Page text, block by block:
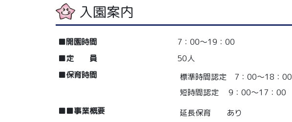
入園案内
■開園時間
7：00～19：00
■定 員
50人
■保育時間
標準時間認定 7：00〜18：00
短時間認定 9：00〜17：00
■■事業概要
延長保育 あり